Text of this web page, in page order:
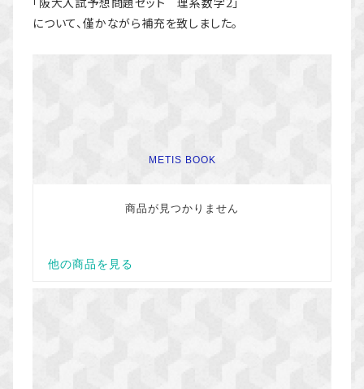
「阪大入試予想問題セット 理系数字2」
について、僅かながら補充を致しました。